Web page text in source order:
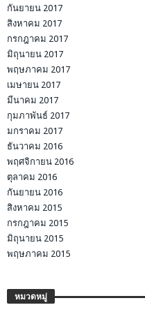
กันยายน 2017
สิงหาคม 2017
กรกฎาคม 2017
มิถุนายน 2017
พฤษภาคม 2017
เมษายน 2017
มีนาคม 2017
กุมภาพันธ์ 2017
มกราคม 2017
ธันวาคม 2016
พฤศจิกายน 2016
ตุลาคม 2016
กันยายน 2016
สิงหาคม 2015
กรกฎาคม 2015
มิถุนายน 2015
พฤษภาคม 2015
หมวดหมู่